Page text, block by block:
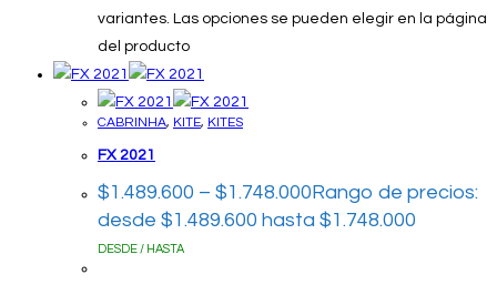
variantes. Las opciones se pueden elegir en la página
del producto
CABRINHA, KITE, KITES
FX 2021
$1.489.600 – $1.748.000Rango de precios:
desde $1.489.600 hasta $1.748.000
DESDE / HASTA